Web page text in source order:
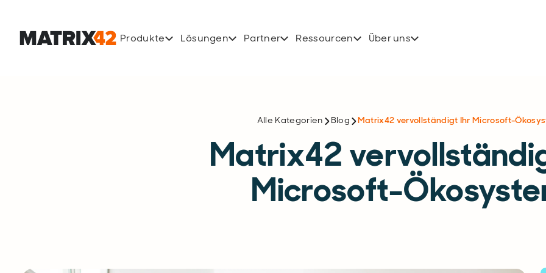
Produkte Lösungen Partner Ressourcen Über uns
Alle Kategorien Blog Matrix42 vervollständigt Ihr Microsoft-
Matrix42
Microsoft-